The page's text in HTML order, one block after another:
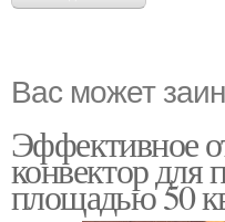
Вас может
Эффективное
конвектор для
площадью 50